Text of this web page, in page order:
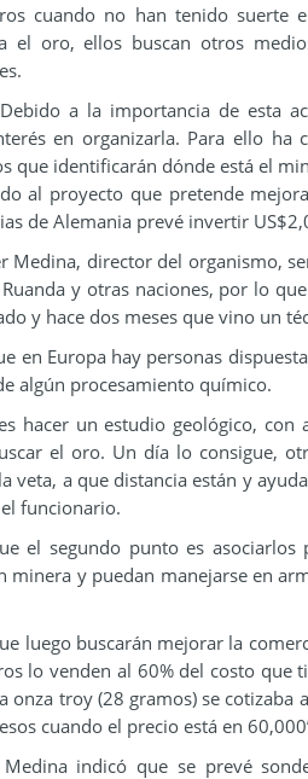
cuando no han tenido suerte
el oro, ellos buscan otros
a la importancia de esta
en organizarla. Para ello ha
que identificarán dónde está el
al proyecto que pretende
de Alemania prevé invertir
Medina, director del organismo,
y otras naciones, por lo
y hace dos meses que vino un
en Europa hay personas
algún procesamiento químico.
hacer un estudio geológico,
el oro. Un día lo consigue,
veta, a que distancia están y
funcionario.
el segundo punto es
minera y puedan manejarse en
luego buscarán mejorar la
lo venden al 60% del costo que
onza troy (28 gramos) se cotizaba
cuando el precio está en
Medina indicó que se prevé